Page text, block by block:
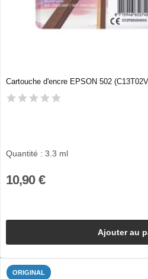
Cartouche d'encre EPSON 502
Quantité : 3.3 ml
10,90 €
Ajouter au
ORIGINAL